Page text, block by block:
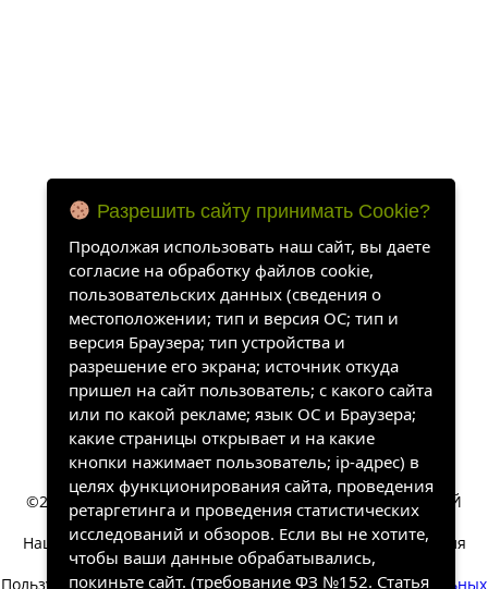
©2022-2026, «ХАНГАЛАССКИЙ УЛУСНЫЙ КРАЕВЕДЧЕСКИЙ
МУЗЕЙ». Все права защищены.
Наш сайт собирает информацию, которая необходима для
работы сайта.
Пользуясь сайтом вы соглашаетесь на обработку персональных
Разрешить сайту принимать Cookie?
Продолжая использовать наш сайт, вы даете
согласие на обработку файлов cookie,
пользовательских данных (сведения о
местоположении; тип и версия ОС; тип и
версия Браузера; тип устройства и
разрешение его экрана; источник откуда
пришел на сайт пользователь; с какого сайта
или по какой рекламе; язык ОС и Браузера;
какие страницы открывает и на какие
кнопки нажимает пользователь; ip-адрес) в
целях функционирования сайта, проведения
ретаргетинга и проведения статистических
исследований и обзоров. Если вы не хотите,
чтобы ваши данные обрабатывались,
покиньте сайт. (требование ФЗ №152. Статья